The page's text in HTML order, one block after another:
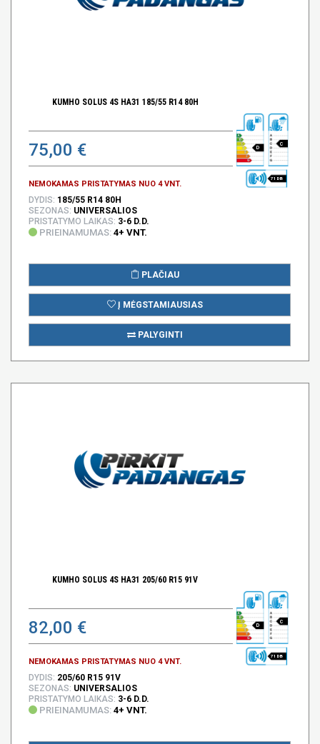
KUMHO SOLUS 4S HA31 185/55 R14 80H
75,00 €
NEMOKAMAS PRISTATYMAS NUO 4 VNT.
D
C
71 DB
DYDIS: 185/55 R14 80H
SEZONAS: UNIVERSALIOS
PRISTATYMO LAIKAS: 3-6 D.D.
PRIEINAMUMAS: 4+ VNT.
PLAČIAU
Į MĖGSTAMIAUSIAS
PALYGINTI
KUMHO SOLUS 4S HA31 205/60 R15 91V
82,00 €
NEMOKAMAS PRISTATYMAS NUO 4 VNT.
D
C
71 DB
DYDIS: 205/60 R15 91V
SEZONAS: UNIVERSALIOS
PRISTATYMO LAIKAS: 3-6 D.D.
PRIEINAMUMAS: 4+ VNT.